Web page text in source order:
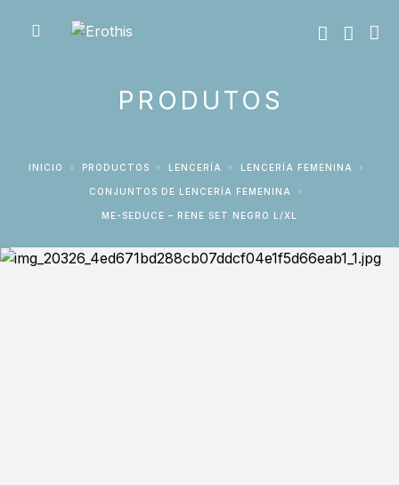
PRODUTOS
INICIO PRODUCTOS LENCERÍA LENCERÍA FEMENINA
CONJUNTOS DE LENCERÍA FEMENINA
ME-SEDUCE – RENE SET NEGRO L/XL